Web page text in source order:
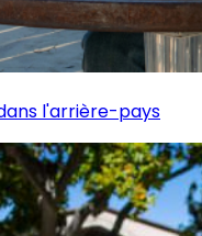
l'arrière-pays